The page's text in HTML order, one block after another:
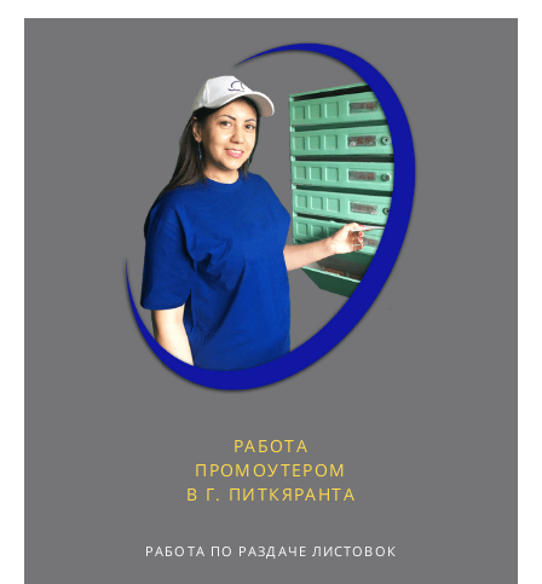
РАБОТА
ПРОМОУТЕРОМ
В Г. ПИТКЯРАНТА
РАБОТА ПО РАЗДАЧЕ ЛИСТОВОК